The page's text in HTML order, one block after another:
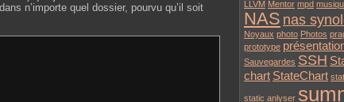
n’importe quel dossier, pourvu qu’il soit
LLVM Mentor mpd
NAS nas
Noyaux photo Photos
prototype
Sauvegardes SSH
chart StateChart
static anlyser